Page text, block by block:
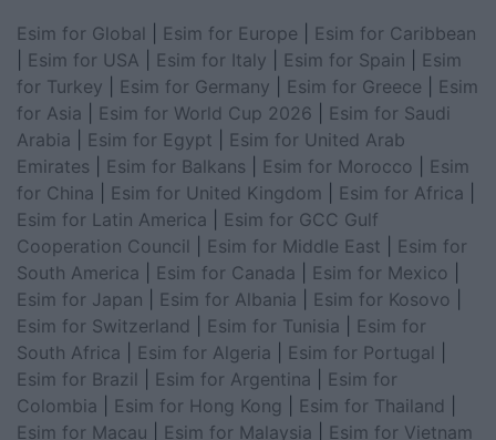
Esim for Global Esim for Europe
Esim for Caribbean
Esim for USA Esim for Italy Esim for Spain
Esim
for Turkey
Esim for Germany Esim for Greece
Esim
for Asia
Esim for World Cup 2026
Esim for Saudi
Arabia
Esim for Egypt
Esim for United Arab
Emirates
Esim for Balkans Esim for Morocco
Esim
for China
Esim for United Kingdom Esim for Africa
Esim for Latin America
Esim for GCC Gulf
Cooperation Council
Esim for Middle East
Esim for
South America
Esim for Canada Esim for Mexico
Esim for Japan
Esim for Albania Esim for Kosovo
Esim for Switzerland
Esim for Tunisia
Esim for
South Africa
Esim for Algeria Esim for Portugal
Esim for Brazil
Esim for Argentina
Esim for
Colombia
Esim for Hong Kong Esim for Thailand
Esim for Macau
Esim for Malaysia
Esim for Vietnam